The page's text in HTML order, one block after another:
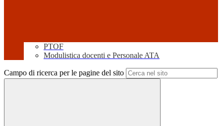
PTOF
Modulistica docenti e Personale ATA
Campo di ricerca per le pagine del sito